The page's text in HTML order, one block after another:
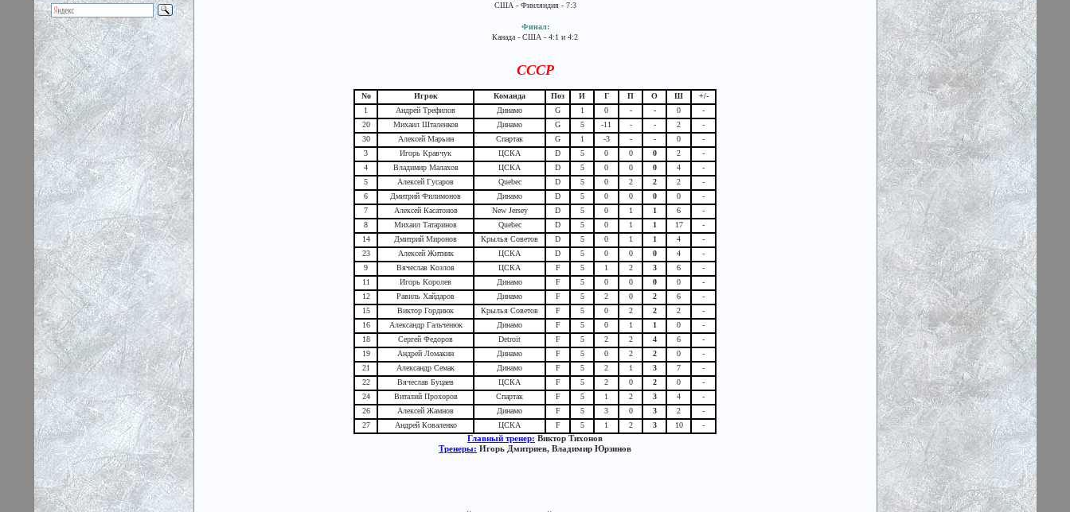
США - Финляндия - 7:3
Финал:
Канада - США - 4:1 и 4:2
СССР
No Игрок Команда Поз И Г П О Ш
+/-
1
Андрей Трефилов Динамо G 1 0 - - 0
-
20
Михаил Шталенков Динамо G 5 -11 - - 2
-
30
Алексей Марьин Спартак G 1 -3 - - 0
-
3
Игорь Кравчук ЦСКА D 5 0 0 0 2
-
4
Владимир Малахов ЦСКА D 5 0 0 0 4
-
5
Алексей Гусаров Quebec D 5 0 2 2 2
-
6
Дмитрий Филимонов Динамо D 5 0 0 0 0
-
7
Алексей Касатонов New Jersey D 5 0 1 1 6
-
8
Михаил Татаринов Quebec D 5 0 1 1 17
-
14
Дмитрий Миронов Крылья Советов D 5 0 1 1 4
-
23
Алексей Житник ЦСКА D 5 0 0 0 4
-
9
Вячеслав Козлов ЦСКА F 5 1 2 3 6
-
11
Игорь Королев Динамо F 5 0 0 0 0
-
12
Равиль Хайдаров Динамо F 5 2 0 2 6
-
15
Виктор Гордиюк Крылья Советов F 5 0 2 2 2
-
16
Александр Гальченюк Динамо F 5 0 1 1 0
-
18
Сергей Федоров Detroit F 5 2 2 4 6
-
19
Андрей Ломакин Динамо F 5 0 2 2 0
-
21
Александр Семак Динамо F 5 2 1 3 7
-
22
Вячеслав Буцаев ЦСКА F 5 2 0 2 0
-
24
Виталий Прохоров Спартак F 5 1 2 3 4
-
26
Алексей Жамнов Динамо F 5 3 0 3 2
-
27
Андрей Коваленко ЦСКА F 5 1 2 3 10
-
Главный тренер: Виктор Тихонов
Тренеры: Игорь Дмитриев, Владимир Юрзинов